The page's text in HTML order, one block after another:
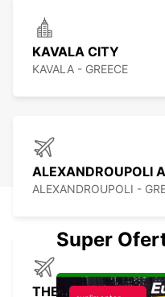
KAVALA CITY
KAVALA - GREECE
ALEXANDROUPOLI
ALEXANDROUPOLI -
THESSALONIKI
Super